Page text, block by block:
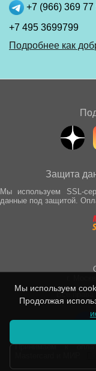
+7 (966) 369 77
+7 495 3699799
Подробнее как
Защита
Мы используем SSL-
данные под защитой.
Все
Принимаем к
Мы используем
Продолжая